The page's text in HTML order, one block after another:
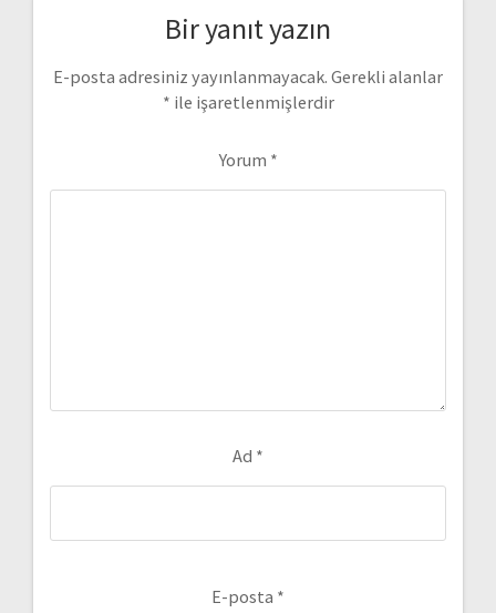
Bir yanıt yazın
E-posta adresiniz yayınlanmayacak. Gerekli alanlar
* ile işaretlenmişlerdir
Yorum *
Ad *
E-posta *